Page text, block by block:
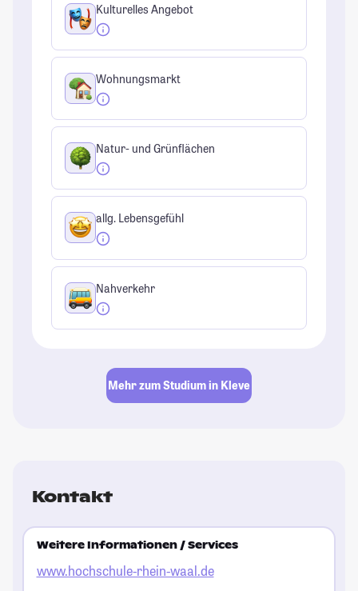
Kulturelles Angebot
Wohnungsmarkt
Natur- und Grünflächen
allg. Lebensgefühl
Nahverkehr
Mehr zum Studium in Kleve
Kontakt
Weitere Informationen / Services
www.hochschule-rhein-waal.de